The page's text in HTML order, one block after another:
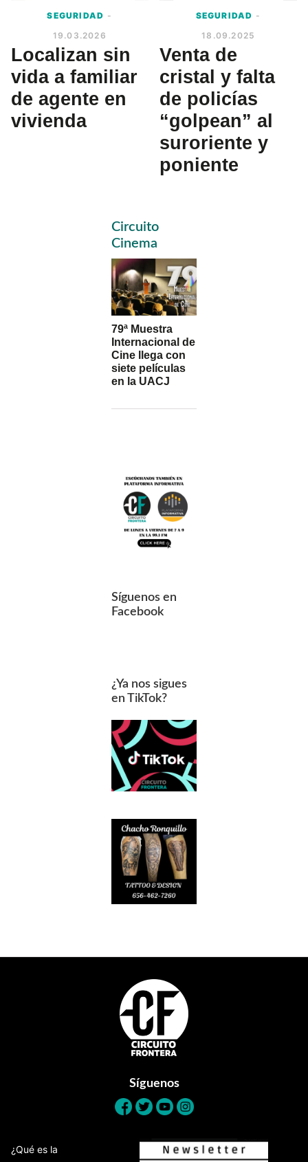
SEGURIDAD -
19.03.2026
Localizan sin
vida a familiar
de agente en
vivienda
SEGURIDAD -
18.09.2025
Venta de
cristal y falta
de policías
“golpean” al
suroriente y
poniente
Primary
Sidebar
Circuito
Cinema
79ª Muestra
Internacional de
Cine llega con
siete películas
en la UACJ
Síguenos en
Facebook
¿Ya nos sigues
en TikTok?
Síguenos
¿Qué es la